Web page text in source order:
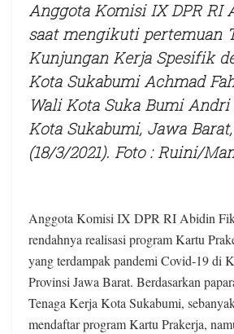
Anggota Komisi IX DPR RI
saat mengikuti pertemuan
Kunjungan Kerja Spesifik
Kota Sukabumi Achmad
Wali Kota Suka Bumi
Kota Sukabumi, Jawa
(18/3/2021). Foto : Ruini/
Anggota Komisi IX DPR RI Abidin
rendahnya realisasi program Kartu
yang terdampak pandemi Covid-19 di
Provinsi Jawa Barat. Berdasarkan
Tenaga Kerja Kota Sukabumi,
mendaftar program Kartu Prakerja,